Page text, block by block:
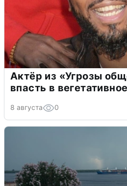
Актёр из «Угрозы
впасть в
8 августа 0